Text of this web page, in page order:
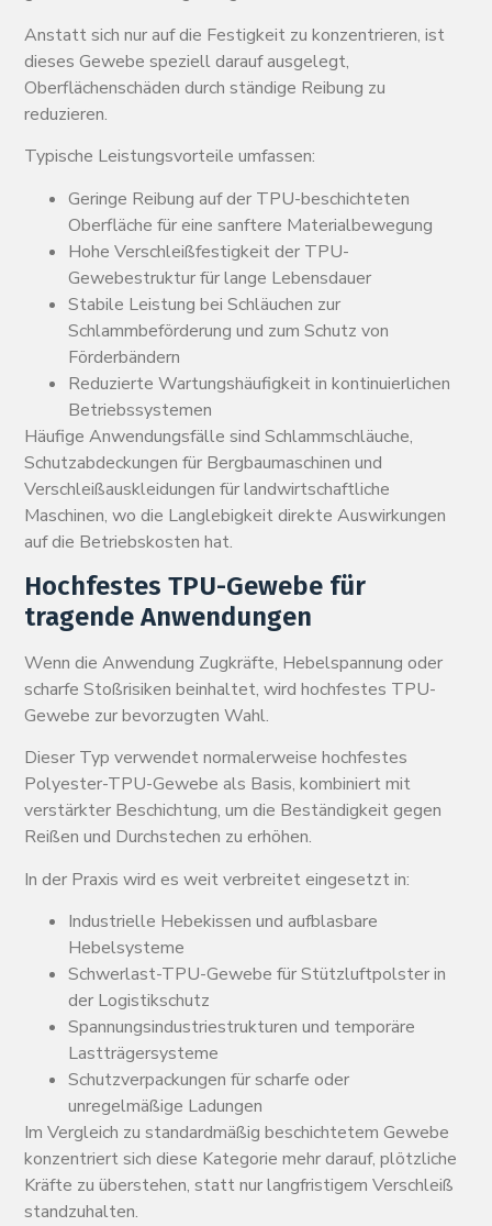
Anstatt sich nur auf die Festigkeit zu konzentrieren, ist
dieses Gewebe speziell darauf ausgelegt,
Oberflächenschäden durch ständige Reibung zu
reduzieren.
Typische Leistungsvorteile umfassen:
Geringe Reibung auf der TPU-beschichteten
Oberfläche für eine sanftere Materialbewegung
Hohe Verschleißfestigkeit der TPU-
Gewebestruktur für lange Lebensdauer
Stabile Leistung bei Schläuchen zur
Schlammbeförderung und zum Schutz von
Förderbändern
Reduzierte Wartungshäufigkeit in kontinuierlichen
Betriebssystemen
Häufige Anwendungsfälle sind Schlammschläuche,
Schutzabdeckungen für Bergbaumaschinen und
Verschleißauskleidungen für landwirtschaftliche
Maschinen, wo die Langlebigkeit direkte Auswirkungen
auf die Betriebskosten hat.
Hochfestes TPU-Gewebe für
tragende Anwendungen
Wenn die Anwendung Zugkräfte, Hebelspannung oder
scharfe Stoßrisiken beinhaltet, wird hochfestes TPU-
Gewebe zur bevorzugten Wahl.
Dieser Typ verwendet normalerweise hochfestes
Polyester-TPU-Gewebe als Basis, kombiniert mit
verstärkter Beschichtung, um die Beständigkeit gegen
Reißen und Durchstechen zu erhöhen.
In der Praxis wird es weit verbreitet eingesetzt in:
Industrielle Hebekissen und aufblasbare
Hebelsysteme
Schwerlast-TPU-Gewebe für Stützluftpolster in
der Logistikschutz
Spannungsindustriestrukturen und temporäre
Lastträgersysteme
Schutzverpackungen für scharfe oder
unregelmäßige Ladungen
Im Vergleich zu standardmäßig beschichtetem Gewebe
konzentriert sich diese Kategorie mehr darauf, plötzliche
Kräfte zu überstehen, statt nur langfristigem Verschleiß
standzuhalten.